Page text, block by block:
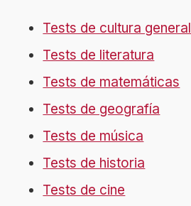
Tests de cultura general
Tests de literatura
Tests de matemáticas
Tests de geografía
Tests de música
Tests de historia
Tests de cine